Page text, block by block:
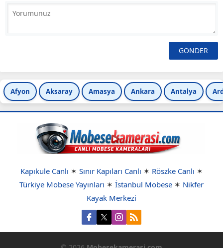
Afyon Aksaray Amasya Ankara Antalya
Kapıkule Canlı ✶ Sınır Kapıları Canlı ✶ Röszke Canlı ✶
Türkiye Mobese Yayınları ✶ İstanbul Mobese ✶ Nikfer
Kayak Merkezi